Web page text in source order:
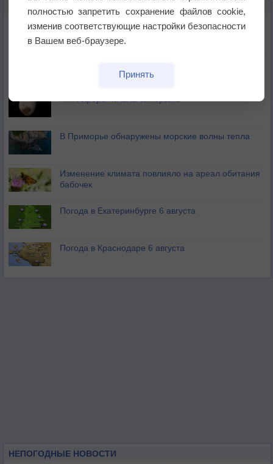
Космическая погода влияет на транспорт
Атмосфера начала замерзать
В Приморье обнаружены морские волны тепла
Изменение климата повлияло на ареал обитания
бабочек
Погода в Екатеринбурге 6 августа
Погода в Краснодаре 6 августа
НЕПОГОДНЫЕ НОВОСТИ
полностью запретить сохранение файлов cookie,
изменив соответствующие настройки безопасности
в Вашем веб-браузере.
Принять